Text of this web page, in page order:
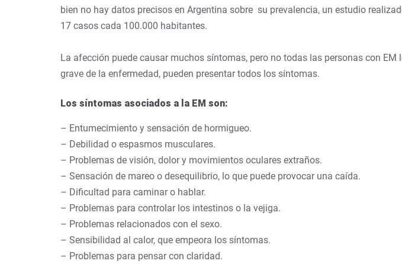
bien no hay datos precisos en Argentina sobre su prevalencia, un estudio
17 casos cada 100.000 habitantes.
La afección puede causar muchos síntomas, pero no todas las personas con
grave de la enfermedad, pueden presentar todos los síntomas.
Los síntomas asociados a la EM son:
– Entumecimiento y sensación de hormigueo.
– Debilidad o espasmos musculares.
– Problemas de visión, dolor y movimientos oculares extraños.
– Sensación de mareo o desequilibrio, lo que puede provocar una caída.
– Dificultad para caminar o hablar.
– Problemas para controlar los intestinos o la vejiga.
– Problemas relacionados con el sexo.
– Sensibilidad al calor, que empeora los síntomas.
– Problemas para pensar con claridad.